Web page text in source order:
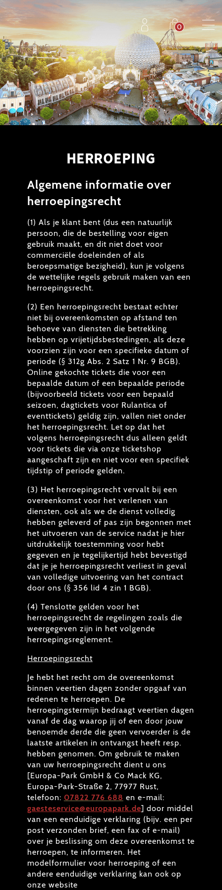
HERROEPING
Algemene informatie over
herroepingsrecht
(1) Als je klant bent (dus een natuurlijk
persoon, die de bestelling voor eigen
gebruik maakt, en dit niet doet voor
commerciële doeleinden of als
beroepsmatige bezigheid), kun je volgens
de wettelijke regels gebruik maken van een
herroepingsrecht.
(2) Een herroepingsrecht bestaat echter
niet bij overeenkomsten op afstand ten
behoeve van diensten die betrekking
hebben op vrijetijdsbestedingen, als deze
voorzien zijn voor een specifieke datum of
periode (§ 312g Abs. 2 Satz 1 Nr. 9 BGB).
Online gekochte tickets die voor een
bepaalde datum of een bepaalde periode
(bijvoorbeeld tickets voor een bepaald
seizoen, dagtickets voor Rulantica of
eventtickets) geldig zijn, vallen niet onder
het herroepingsrecht. Let op dat het
volgens herroepingsrecht dus alleen geldt
voor tickets die via onze ticketshop
aangeschaft zijn en niet voor een specifiek
tijdstip of periode gelden.
(3) Het herroepingsrecht vervalt bij een
overeenkomst voor het verlenen van
diensten, ook als we de dienst volledig
hebben geleverd of pas zijn begonnen met
het uitvoeren van de service nadat je hier
uitdrukkelijk toestemming voor hebt
gegeven en je tegelijkertijd hebt bevestigd
dat je je herroepingsrecht verliest in geval
van volledige uitvoering van het contract
door ons (§ 356 lid 4 zin 1 BGB).
(4) Tenslotte gelden voor het
herroepingsrecht de regelingen zoals die
weergegeven zijn in het volgende
herroepingsreglement.
Herroepingsrecht
Je hebt het recht om de overeenkomst
binnen veertien dagen zonder opgaaf van
redenen te herroepen. De
herroepingstermijn bedraagt veertien dagen
vanaf de dag waarop jij of een door jouw
benoemde derde die geen vervoerder is de
laatste artikelen in ontvangst heeft resp.
hebben genomen. Om gebruik te maken
van uw herroepingsrecht dient u ons
[Europa-Park GmbH & Co Mack KG,
Europa-Park-Straße 2, 77977 Rust,
telefoon: 07822 776 688 en e-mail:
gaesteservice@europapark.de] door middel
van een eenduidige verklaring (bijv. een per
post verzonden brief, een fax of e-mail)
over je beslissing om deze overeenkomst te
herroepen, te informeren. Het
modelformulier voor herroeping of een
andere eenduidige verklaring kan ook op
onze website